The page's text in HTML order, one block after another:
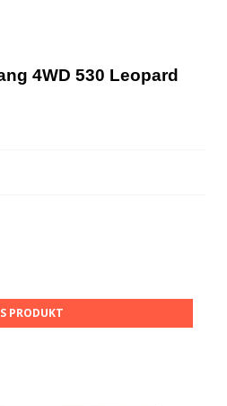
4WD 530 Leopard
PRODUKT